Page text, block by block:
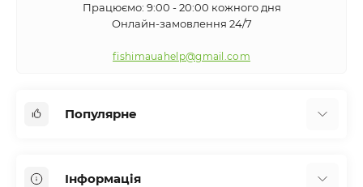
Працюємо: 9:00 - 20:00 кожного дня
Онлайн-замовлення 24/7
fishimauahelp@gmail.com
Популярне
ВудилищаІнформація